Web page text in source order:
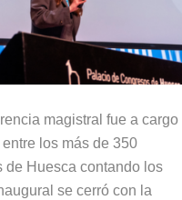
magistral fue a cargo
los más de 350
de Huesca contando los
se cerró con la